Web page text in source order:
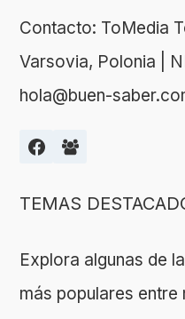
Contacto: ToMedia
Varsovia, Polonia |
hola@buen-
TEMAS
Explora algunas de
más populares entre